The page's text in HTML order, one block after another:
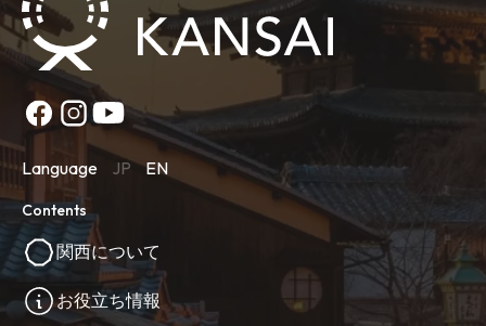
Language JP EN
Contents
関西について
お役立ち情報